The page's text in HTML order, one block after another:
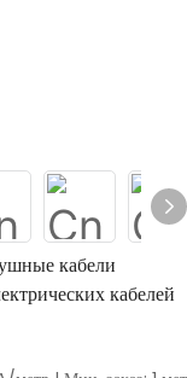
кабели
кабелей